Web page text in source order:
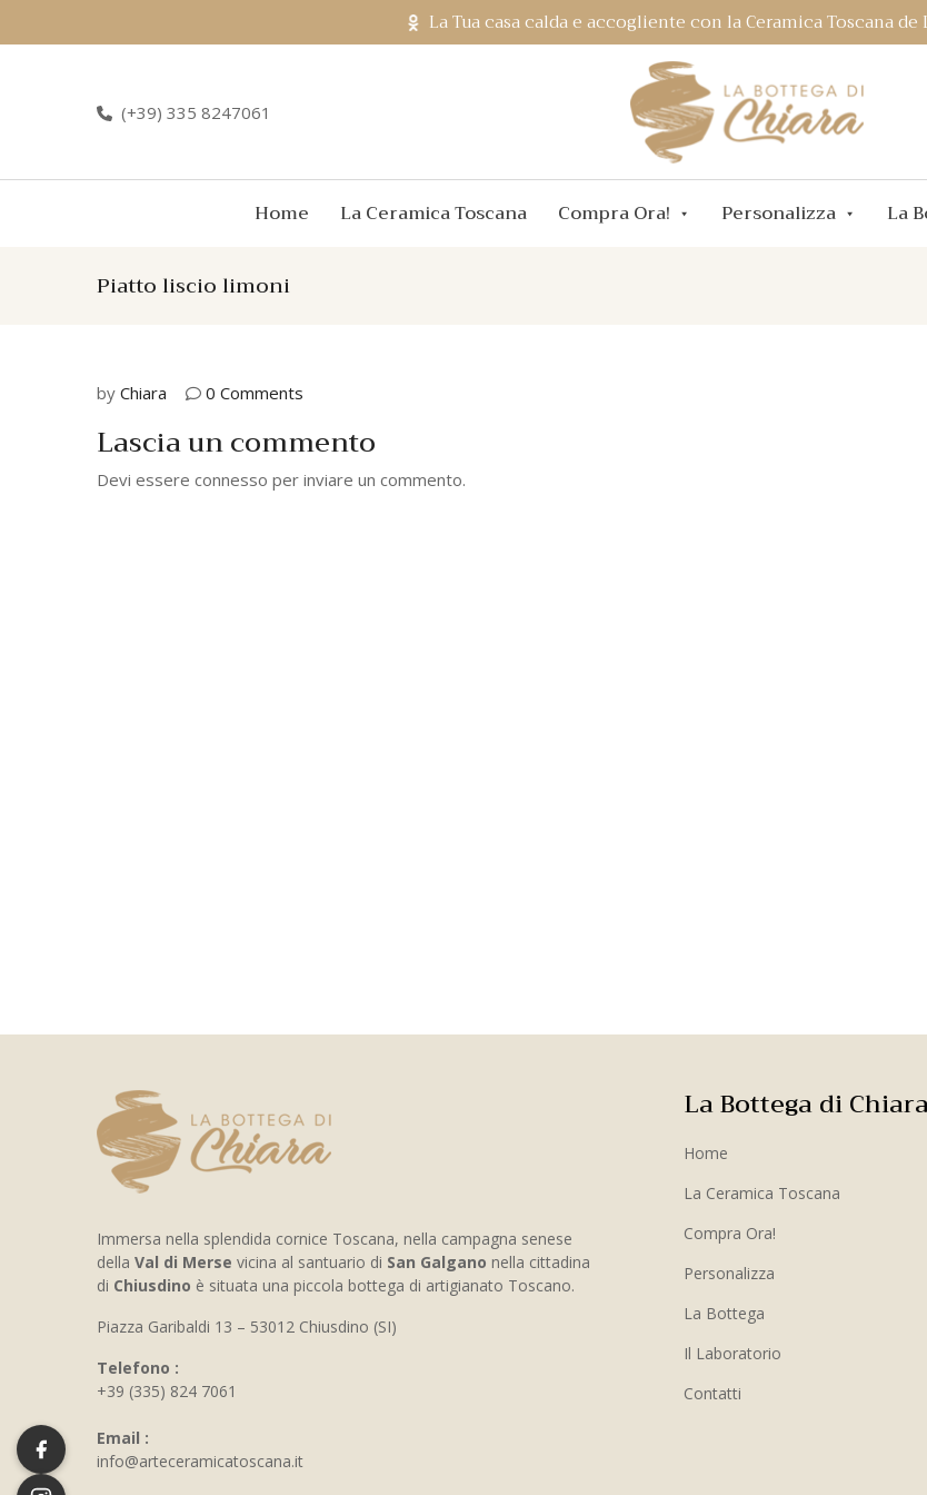
La Tua casa calda e accogliente con la Ceramica Toscana
(+39) 335 8247061
Home La Ceramica Toscana Compra Ora! Personalizza La
Piatto liscio limoni
by Chiara 0 Comments
Lascia un commento
Devi essere connesso per inviare un commento.
Immersa nella splendida cornice Toscana, nella campagna senese
della Val di Merse vicina al santuario di San Galgano nella cittadina
di Chiusdino è situata una piccola bottega di artigianato Toscano.
Piazza Garibaldi 13 – 53012 Chiusdino (SI)
Telefono :
+39 (335) 824 7061
Email :
info@arteceramicatoscana.it
La Bottega di
Home
La Ceramica Toscana
Compra Ora!
Personalizza
La Bottega
Il Laboratorio
Contatti